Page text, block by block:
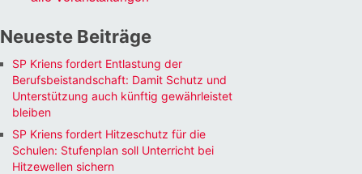
Office 365
Neueste Beiträge
SP Kriens fordert Entlastung der
Berufsbeistandschaft: Damit Schutz und
Unterstützung auch künftig gewährleistet
bleiben
SP Kriens fordert Hitzeschutz für die
Schulen: Stufenplan soll Unterricht bei
Hitzewellen sichern